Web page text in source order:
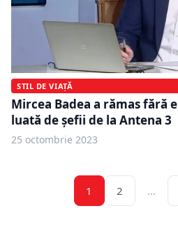
STIL DE VIAȚĂ
Mircea Badea a rămas fără
luată de şefii de la Antena 3
25 octombrie 2023
1 2 …